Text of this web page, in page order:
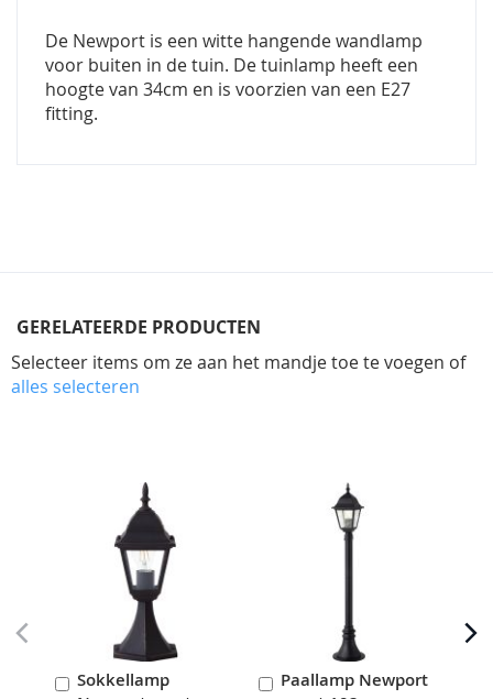
De Newport is een witte hangende wandlamp
voor buiten in de tuin. De tuinlamp heeft een
hoogte van 34cm en is voorzien van een E27
fitting.
GERELATEERDE PRODUCTEN
Selecteer items om ze aan het mandje toe te voegen of
alles selecteren
Sokkellamp
In
Paallamp Newport
In